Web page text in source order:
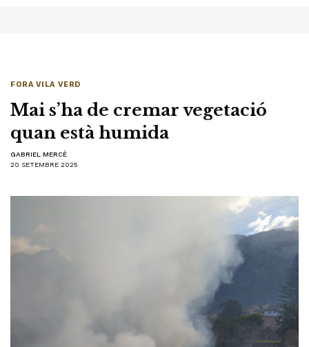
FORA VILA VERD
Mai s’ha de cremar vegetació
quan està humida
GABRIEL MERCÈ
20 SETEMBRE 2025